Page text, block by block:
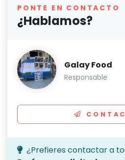
PONTE EN CONTACTO
¿Hablamos?
Galay Food
Responsable
¿Prefieres contactar a